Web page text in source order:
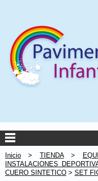
Inicio > TIENDA>
INSTALACIONES
CUERO SINTETICO > SET